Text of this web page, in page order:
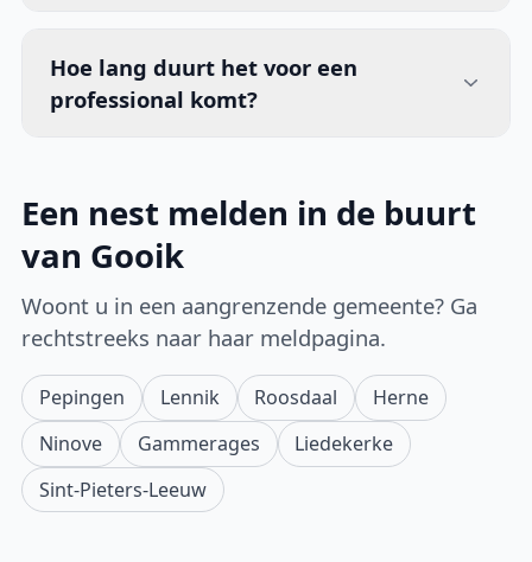
Hoe lang duurt het voor een
professional komt?
Een nest melden in de buurt
van Gooik
Woont u in een aangrenzende gemeente? Ga
rechtstreeks naar haar meldpagina.
Pepingen Lennik Roosdaal
Herne
Ninove
Gammerages
Liedekerke
Sint-Pieters-Leeuw